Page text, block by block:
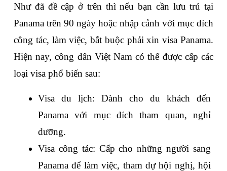
Như đã đề cập ở trên thì nếu bạn cần lưu trú tại
Panama trên 90 ngày hoặc nhập cảnh với mục đích
công tác, làm việc, bắt buộc phải xin visa Panama.
Hiện nay, công dân Việt Nam có thể được cấp các
loại visa phổ biến sau:
Visa du lịch: Dành cho du khách đến
Panama với mục đích tham quan, nghỉ
dưỡng.
Visa công tác: Cấp cho những người sang
Panama để làm việc, tham dự hội nghị, hội